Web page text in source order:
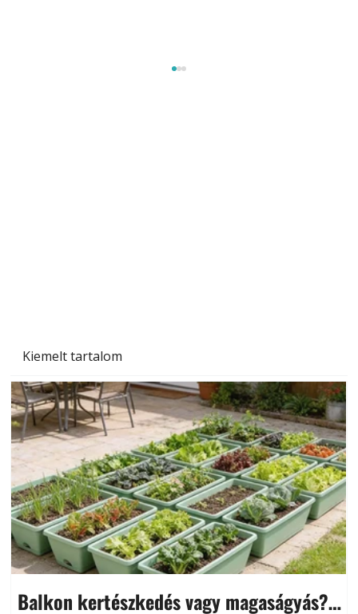
Kiemelt tartalom
Balkon kertészkedés vagy magaságyás?